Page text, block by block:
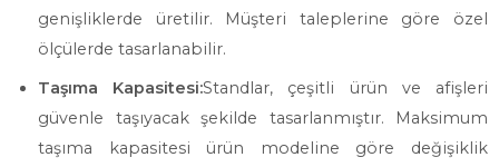
genişliklerde üretilir. Müşteri taleplerine göre özel
ölçülerde tasarlanabilir.
Taşıma Kapasitesi:Standlar, çeşitli ürün ve afişleri
güvenle taşıyacak şekilde tasarlanmıştır. Maksimum
taşıma kapasitesi ürün modeline göre değişiklik